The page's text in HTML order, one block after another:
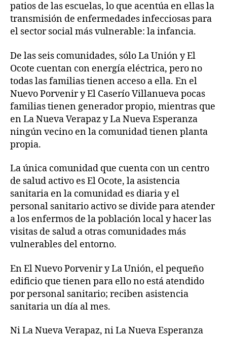
patios de las escuelas, lo que acentúa en ellas la
transmisión de enfermedades infecciosas para
el sector social más vulnerable: la infancia.
De las seis comunidades, sólo La Unión y El
Ocote cuentan con energía eléctrica, pero no
todas las familias tienen acceso a ella. En el
Nuevo Porvenir y El Caserío Villanueva pocas
familias tienen generador propio, mientras que
en La Nueva Verapaz y La Nueva Esperanza
ningún vecino en la comunidad tienen planta
propia.
La única comunidad que cuenta con un centro
de salud activo es El Ocote, la asistencia
sanitaria en la comunidad es diaria y el
personal sanitario activo se divide para atender
a los enfermos de la población local y hacer las
visitas de salud a otras comunidades más
vulnerables del entorno.
En El Nuevo Porvenir y La Unión, el pequeño
edificio que tienen para ello no está atendido
por personal sanitario; reciben asistencia
sanitaria un día al mes.
Ni La Nueva Verapaz, ni La Nueva Esperanza